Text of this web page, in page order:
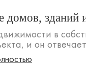
домов, зданий
в
и он